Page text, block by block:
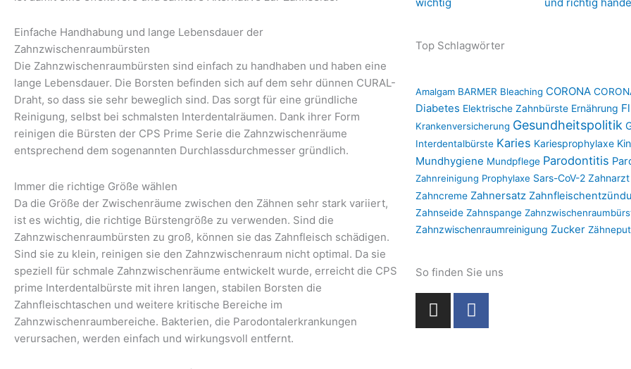
Einfache Handhabung und lange Lebensdauer der
Zahnzwischenraumbürsten
Die Zahnzwischenraumbürsten sind einfach zu handhaben und haben eine
lange Lebensdauer. Die Borsten befinden sich auf dem sehr dünnen CURAL-
Draht, so dass sie sehr beweglich sind. Das sorgt für eine gründliche
Reinigung, selbst bei schmalsten Interdentalräumen. Dank ihrer Form
reinigen die Bürsten der CPS Prime Serie die Zahnzwischenräume
entsprechend dem sogenannten Durchlassdurchmesser gründlich.
Immer die richtige Größe wählen
Da die Größe der Zwischenräume zwischen den Zähnen sehr stark variiert,
ist es wichtig, die richtige Bürstengröße zu verwenden. Sind die
Zahnzwischenraumbürsten zu groß, können sie das Zahnfleisch schädigen.
Sind sie zu klein, reinigen sie den Zahnzwischenraum nicht optimal. Da sie
speziell für schmale Zahnzwischenräume entwickelt wurde, erreicht die CPS
prime Interdentalbürste mit ihren langen, stabilen Borsten die
Zahnfleischtaschen und weitere kritische Bereiche im
Zahnzwischenraumbereiche. Bakterien, die Parodontalerkrankungen
verursachen, werden einfach und wirkungsvoll entfernt.
Top Schlagwörter
Amalgam BARMER Bleaching CORONA
Diabetes Elektrische Zahnbürste Ernährung
Krankenversicherung Gesundheitspolitik
Interdentalbürste Karies Kariesprophylaxe
Mundhygiene Mundpflege Parodontitis
Zahnreinigung Prophylaxe Sars-CoV-2 Zahnarzt
Zahncreme Zahnersatz
Zahnseide Zahnspange
Zahnzwischenraumreinigung Zucker
So finden Sie uns
I
n
F
a